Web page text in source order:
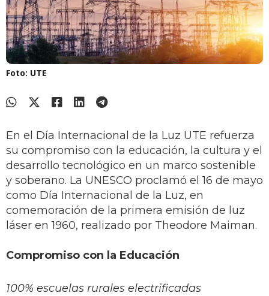
Foto: UTE
En el Día Internacional de la Luz UTE refuerza
su compromiso con la educación, la cultura y el
desarrollo tecnológico en un marco sostenible
y soberano. La UNESCO proclamó el 16 de mayo
como Día Internacional de la Luz, en
comemoración de la primera emisión de luz
láser en 1960, realizado por Theodore Maiman.
Compromiso con la Educación
100% escuelas rurales electrificadas